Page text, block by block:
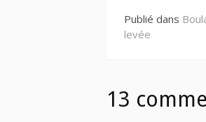
Publié dans
levée
13